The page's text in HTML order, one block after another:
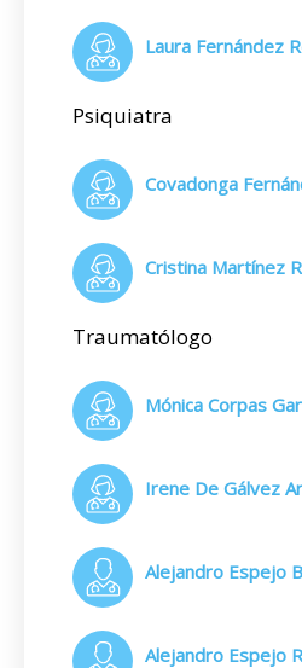
Laura Fernández
Psiquiatra
Covadonga
Cristina Martínez
Traumatólogo
Mónica Corpas
Irene De Gálvez
Alejandro Espejo
Alejandro Espejo